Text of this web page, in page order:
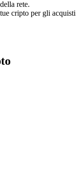
rete.
cripto per gli acquisti